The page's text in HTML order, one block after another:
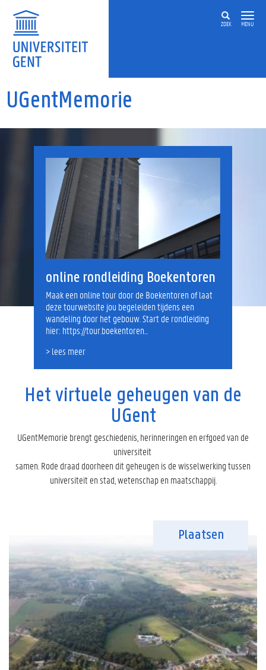
ZOEK MENU
UGentMemorie
online rondleiding Boekentoren
Maak een online tour door de Boekentoren of laat
deze tourwebsite jou begeleiden tijdens een
wandeling door het gebouw. Start de rondleiding
hier: https://tour.boekentoren...
> lees meer
Het virtuele geheugen van de
UGent
UGentMemorie brengt geschiedenis, herinneringen en erfgoed van de
universiteit
samen. Rode draad doorheen dit geheugen is de wisselwerking tussen
universiteit en stad, wetenschap en maatschappij.
Plaatsen